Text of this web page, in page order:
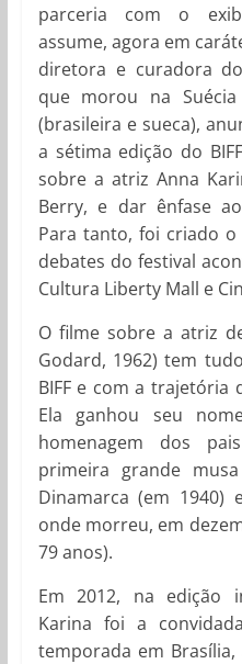
parceria com o
assume, agora em
diretora e curadora
que morou na
(brasileira e sueca),
a sétima edição do
sobre a atriz Anna
Berry, e dar ênfase
Para tanto, foi criado o
debates do festival
Cultura Liberty Mall e
O filme sobre a atriz
Godard, 1962) tem
BIFF e com a trajetória
Ela ganhou seu
homenagem dos
primeira grande
Dinamarca (em 1940)
onde morreu, em
79 anos).
Em 2012, na edição
Karina foi a
temporada em